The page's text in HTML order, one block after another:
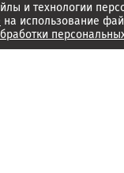
и технологии
на использование